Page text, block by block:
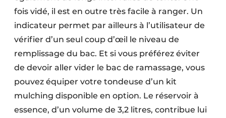
fois vidé, il est en outre très facile à ranger. Un
indicateur permet par ailleurs à l’utilisateur de
vérifier d’un seul coup d’œil le niveau de
remplissage du bac. Et si vous préférez éviter
de devoir aller vider le bac de ramassage, vous
pouvez équiper votre tondeuse d’un kit
mulching disponible en option. Le réservoir à
essence, d’un volume de 3,2 litres, contribue lui